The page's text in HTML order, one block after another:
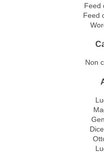
Feed
Feed
Non